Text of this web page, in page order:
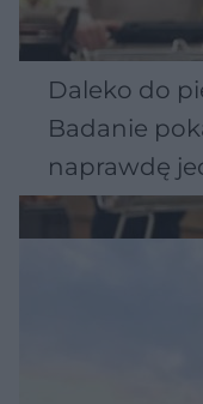
Daleko do
Badanie
naprawdę